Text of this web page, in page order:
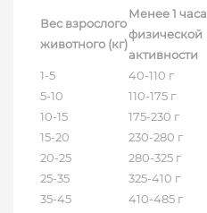
Вес взрослого
животного (кг)
Менее 1 часа
физической
активности
1-5
40-110 г
5-10
110-175 г
10-15
175-230 г
15-20
230-280 г
20-25
280-325 г
25-35
325-410 г
35-45
410-485 г